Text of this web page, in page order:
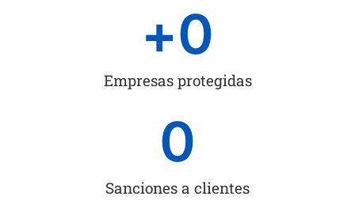
Empresas protegidas
+0
Sanciones a clientes
0